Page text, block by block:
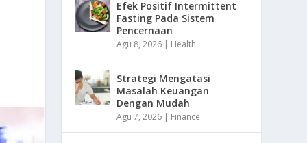
Efek Positif Intermittent
Fasting Pada Sistem
Pencernaan
Agu 8, 2026 | Health
Strategi Mengatasi
Masalah Keuangan
Dengan Mudah
Agu 7, 2026 | Finance